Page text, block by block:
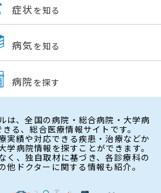
症状 を知る
病気 を知る
病院 を探す
は、全国の病院・総合病院・大学病
る、総合医療情報サイトです。
実績や対応できる疾患・治療などか
学病院情報を探すことができます。
く、独自取材に基づき、各診療科の
他ドクターに関する情報も紹介。